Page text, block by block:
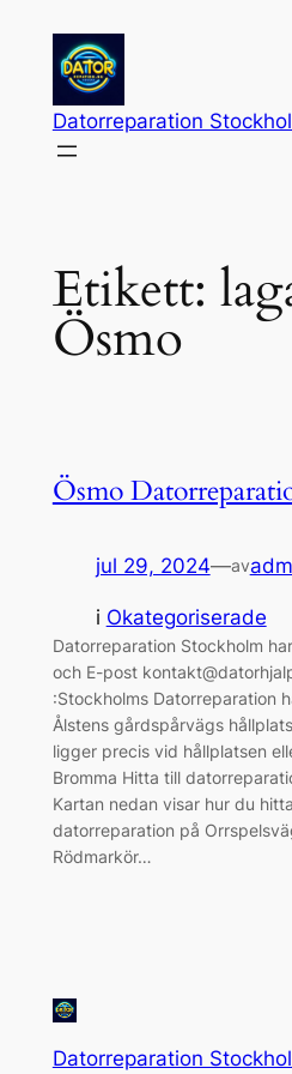
innehåll
Datorreparation
Etikett:
Ösmo
Ösmo
jul 29, 2024—av
i Okategoriserade
Datorreparation Stockholm
och E-post
:Stockholms Datorreparation
Ålstens gårdspårvägs
ligger precis vid hållplatsen
Bromma Hitta till
Kartan nedan visar hur du
datorreparation på
Rödmarkör…
Datorreparation